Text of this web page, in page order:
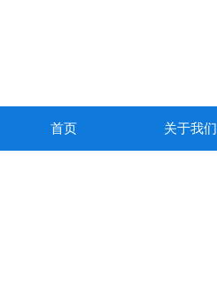
首页 关于我们